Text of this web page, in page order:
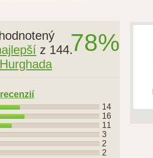
78%
z 144.
Hurghada
14
16
11
3
2
2